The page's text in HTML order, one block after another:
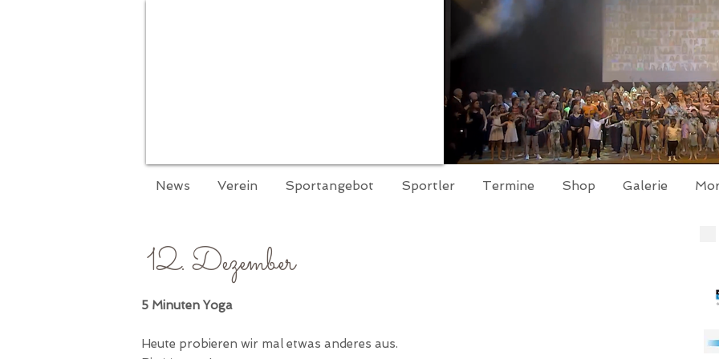
News Verein Sportangebot Sportler Termine Shop Galerie
12. Dezember
5 Minuten Yoga
Heute probieren wir mal etwas anderes aus.